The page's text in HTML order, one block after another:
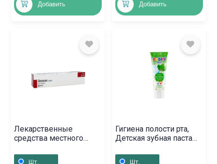
Добавить Добавить
Лекарственные
средства местного
«Дипросалик» 15г /
Шт.
Гигиена полости рта,
Детская зубная паста
Լեհաստան
Шт.